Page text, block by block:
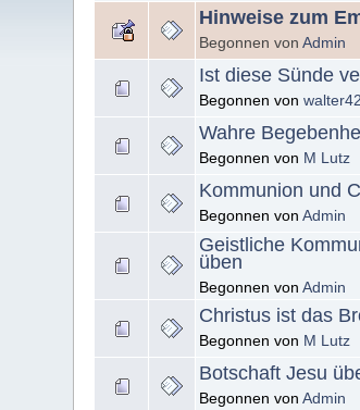
Hinweise zum
Begonnen vonAdmin
Ist diese Sünde
Begonnen von
Wahre
Begonnen von M Lutz
Kommunion und
Begonnen vonAdmin
Geistliche
üben
Begonnen vonAdmin
Christus ist das
Begonnen von M Lutz
Botschaft Jesu
Begonnen vonAdmin